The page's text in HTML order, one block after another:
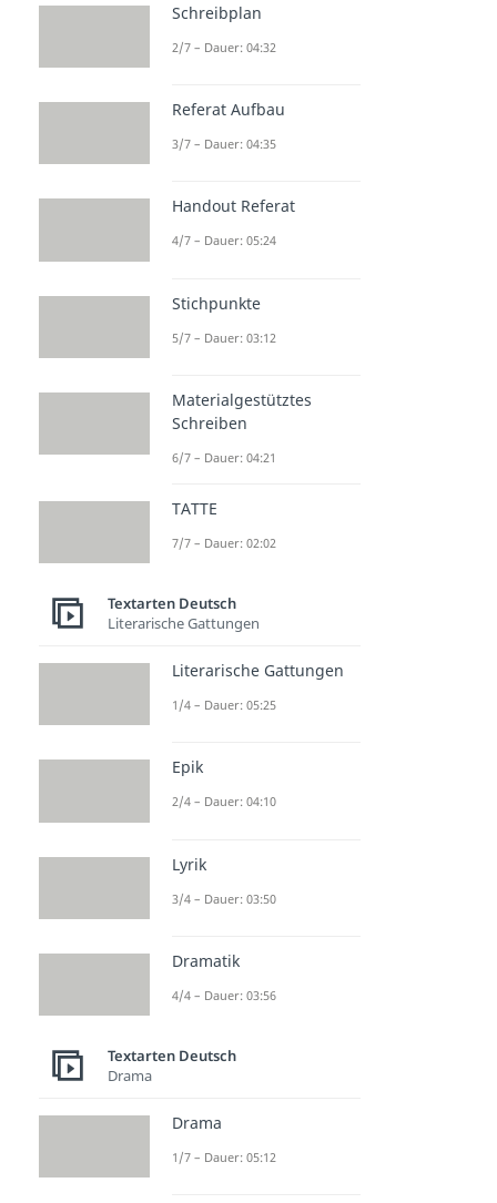
Schreibplan
2/7 – Dauer: 04:32
Referat Aufbau
3/7 – Dauer: 04:35
Handout Referat
4/7 – Dauer: 05:24
Stichpunkte
5/7 – Dauer: 03:12
Materialgestütztes
Schreiben
6/7 – Dauer: 04:21
TATTE
7/7 – Dauer: 02:02
Textarten Deutsch
Literarische Gattungen
Literarische Gattungen
1/4 – Dauer: 05:25
Epik
2/4 – Dauer: 04:10
Lyrik
3/4 – Dauer: 03:50
Dramatik
4/4 – Dauer: 03:56
Textarten Deutsch
Drama
Drama
1/7 – Dauer: 05:12